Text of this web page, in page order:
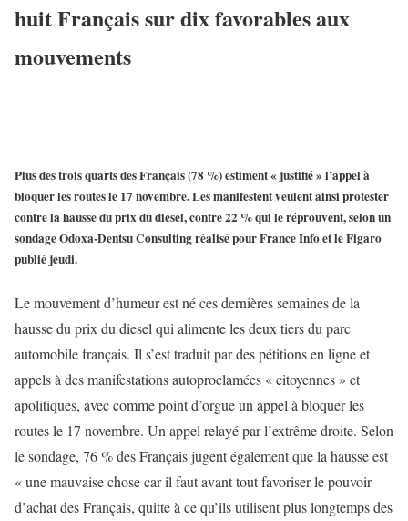
huit Français sur dix favorables aux
mouvements
Plus des trois quarts des Français (78 %) estiment « justifié » l’appel à
bloquer les routes le 17 novembre. Les manifestent veulent ainsi protester
contre la hausse du prix du diesel, contre 22 % qui le réprouvent, selon un
sondage Odoxa-Dentsu Consulting réalisé pour France Info et le Figaro
publié jeudi.
Le mouvement d’humeur est né ces dernières semaines de la
hausse du prix du diesel qui alimente les deux tiers du parc
automobile français. Il s’est traduit par des pétitions en ligne et
appels à des manifestations autoproclamées « citoyennes » et
apolitiques, avec comme point d’orgue un appel à bloquer les
routes le 17 novembre. Un appel relayé par l’extrême droite. Selon
le sondage, 76 % des Français jugent également que la hausse est
« une mauvaise chose car il faut avant tout favoriser le pouvoir
d’achat des Français, quitte à ce qu’ils utilisent plus longtemps des